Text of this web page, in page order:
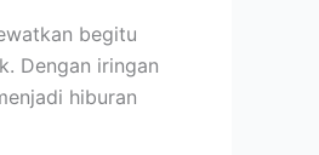
begitu
Dengan iringan
hiburan